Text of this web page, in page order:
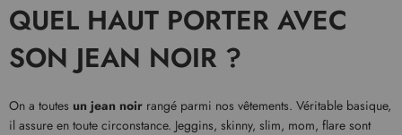
QUEL HAUT PORTER AVEC
SON JEAN NOIR ?
On a toutes un jean noir rangé parmi nos vêtements. Véritable basique,
il assure en toute circonstance. Jeggins, skinny, slim, mom, flare sont